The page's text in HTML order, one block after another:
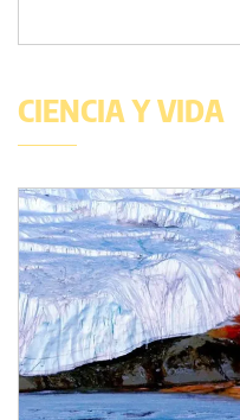
CIENCIA Y VIDA